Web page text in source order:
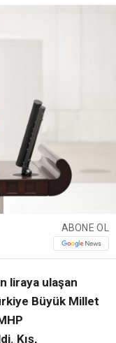
ABONE OL
liraya ulaşan
Büyük Millet
Kış,